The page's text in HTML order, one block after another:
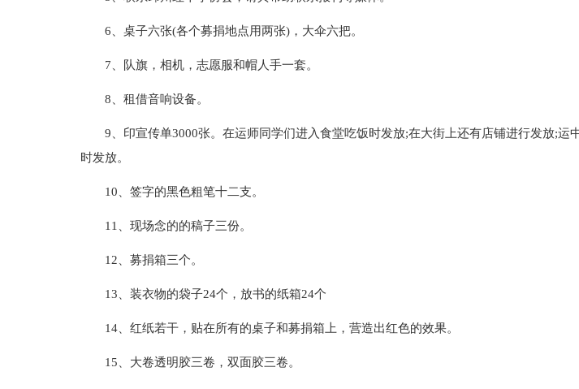
6、桌子六张(各个募捐地点用两张)，大伞六把。
7、队旗，相机，志愿服和帽人手一套。
8、租借音响设备。
9、印宣传单3000张。在运师同学们进入食堂吃饭时发放;在大街上还有店铺进行发放;运
时发放。
10、签字的黑色粗笔十二支。
11、现场念的的稿子三份。
12、募捐箱三个。
13、装衣物的袋子24个，放书的纸箱24个
14、红纸若干，贴在所有的桌子和募捐箱上，营造出红色的效果。
15、大卷透明胶三卷，双面胶三卷。